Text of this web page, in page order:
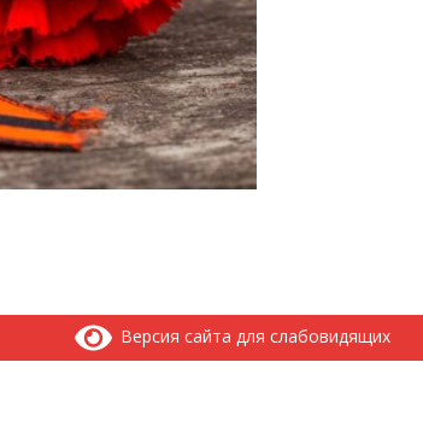
Версия сайта для слабовидящих